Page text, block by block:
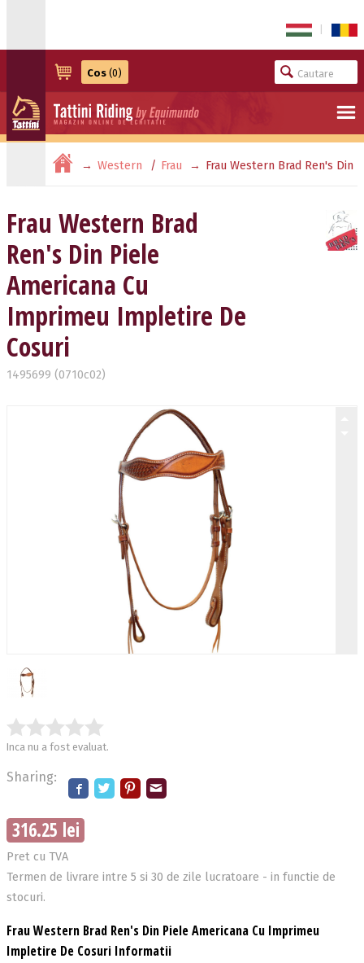
Cos (0)
Western Frau Frau Western Brad Ren's Din
Frau Western Brad
Ren's Din Piele
Americana Cu
Imprimeu Impletire De
Cosuri
1495699 (0710c02)
Inca nu a fost evaluat.
Sharing:
316.25 lei
Pret cu TVA
Termen de livrare intre 5 si 30 de zile lucratoare - in functie de
stocuri.
Frau Western Brad Ren's Din Piele Americana Cu Imprimeu
Impletire De Cosuri Informatii